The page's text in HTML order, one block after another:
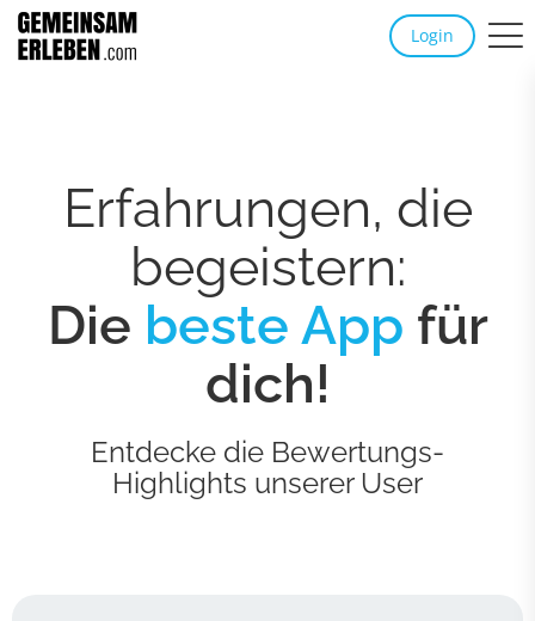
Login
Erfahrungen, die
begeistern:
Die beste App für
dich!
Entdecke die Bewertungs-
Highlights unserer User